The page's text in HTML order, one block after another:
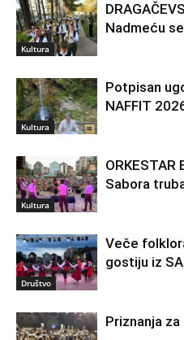
Kultura
Nadmeću
Kultura
Potpisan
NAFFIT
Kultura
ORKESTAR
Sabora
Društvo
Veče
gostiju iz
Priznanja